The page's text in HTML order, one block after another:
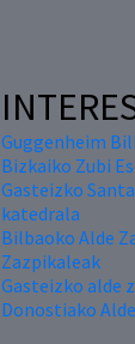
Guggenheim
Bizkaiko Zubi
Gasteizko
katedrala
Bilbaoko Alde
Zazpikaleak
Gasteizko alde
Donostiako